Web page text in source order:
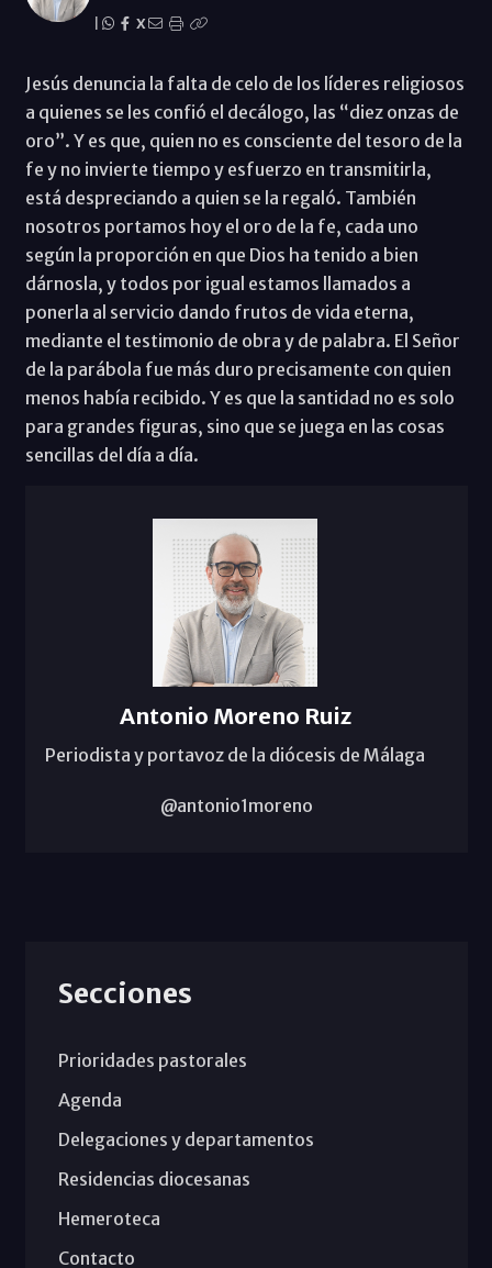
X
Jesús denuncia la falta de celo de los líderes religiosos
a quienes se les confió el decálogo, las “diez onzas de
oro”. Y es que, quien no es consciente del tesoro de la
fe y no invierte tiempo y esfuerzo en transmitirla,
está despreciando a quien se la regaló. También
nosotros portamos hoy el oro de la fe, cada uno
según la proporción en que Dios ha tenido a bien
dárnosla, y todos por igual estamos llamados a
ponerla al servicio dando frutos de vida eterna,
mediante el testimonio de obra y de palabra. El Señor
de la parábola fue más duro precisamente con quien
menos había recibido. Y es que la santidad no es solo
para grandes figuras, sino que se juega en las cosas
sencillas del día a día.
Antonio Moreno Ruiz
Periodista y portavoz de la diócesis de Málaga
@antonio1moreno
Secciones
Prioridades pastorales
Agenda
Delegaciones y departamentos
Residencias diocesanas
Hemeroteca
Contacto